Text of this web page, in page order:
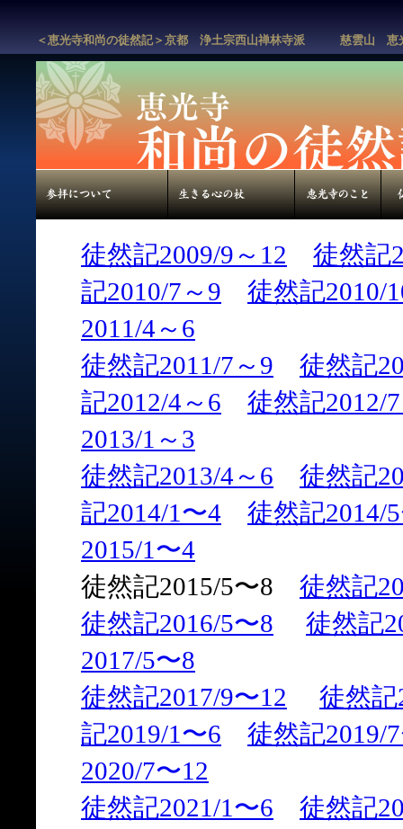
＜恵光寺和尚の徒然記＞京都 浄土宗西山禅林寺派 慈雲山 恵
徒然記2009/9～12
徒然記
記2010/7～9
徒然記2010/
2011/4～6
徒然記2011/7～9
徒然記
記2012/4～6
徒然記2012/
2013/1～3
徒然記2013/4～6
徒然記
記2014/1〜4
徒然記2014/
2015/1〜4
徒然記2015/5〜8 徒然記
徒然記2016/5〜8
徒然記
2017/5〜8
徒然記2017/9〜12
徒然記
記2019/1〜6
徒然記2019/
2020/7〜12
徒然記2021/1〜6
徒然記